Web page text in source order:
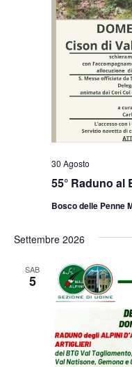
55° Raduno al
30 Agosto
Bosco delle Penne
Settembre 2026
SAB
5